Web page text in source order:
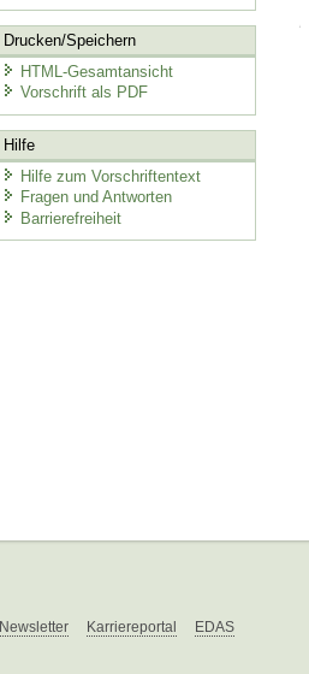
Drucken/Speichern
HTML-Gesamtansicht
Vorschrift als PDF
Hilfe
Hilfe zum Vorschriftentext
Fragen und Antworten
Barrierefreiheit
Newsletter Karriereportal EDAS